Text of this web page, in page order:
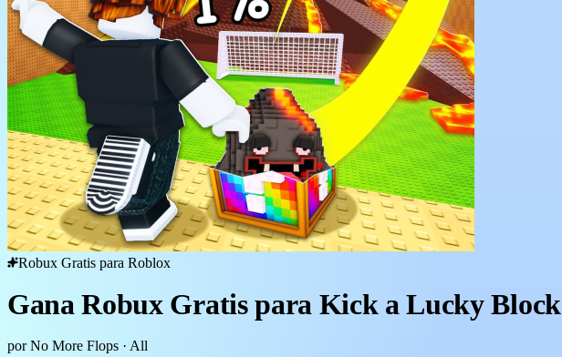
Robux Gratis para Roblox
Gana Robux Gratis para Kick a Lucky Block
por No More Flops · All